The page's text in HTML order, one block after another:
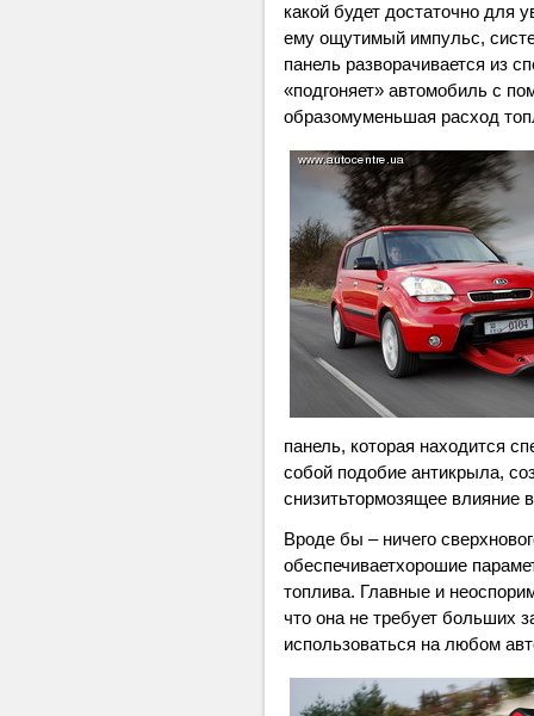
какой будет достаточно для
ему ощутимый импульс,
панель разворачивается из
«подгоняет» автомобиль с
образомуменьшая расход
панель, которая находится
собой подобие антикрыла,
снизитьтормозящее влияние
Вроде бы – ничего
обеспечиваетхорошие
топлива. Главные и
что она не требует больших
использоваться на любом